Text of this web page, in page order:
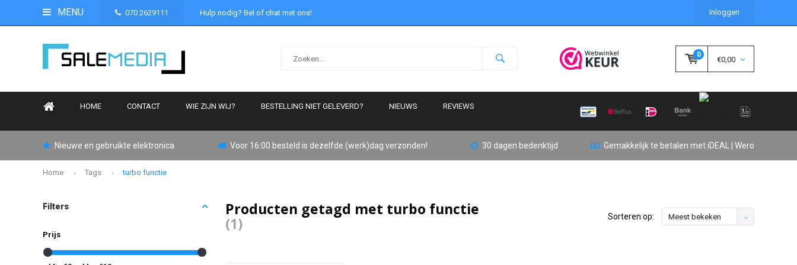
MENU 070 2629111 Hulp nodig? Bel of chat met ons! Inloggen
0
€0,00
HOME CONTACT WIE ZIJN WIJ? BESTELLING NIET GELEVERD? NIEUWS REVIEWS
Nieuwe en gebruikte elektronica Voor 16:00 besteld is dezelfde (werk)dag verzonden! 30 dagen bedenktijd Gemakkelijk te betalen met iDEAL | Wero
Home Tags turbo functie
Filters
Prijs
Producten getagd met turbo functie
(1) Sorteren op: Meest bekeken